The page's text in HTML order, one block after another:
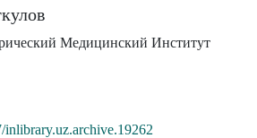
Медицинский Институт